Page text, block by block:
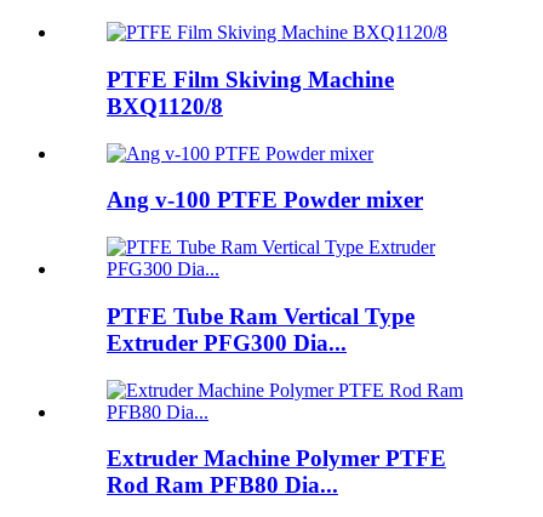
PTFE Film Skiving Machine
BXQ1120/8
Ang v-100 PTFE Powder mixer
PTFE Tube Ram Vertical Type
Extruder PFG300 Dia...
Extruder Machine Polymer PTFE
Rod Ram PFB80 Dia...